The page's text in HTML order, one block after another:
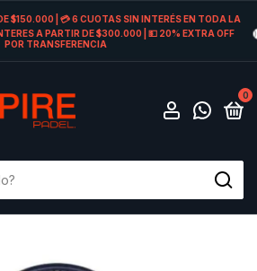
$150.000 | 💳 6 CUOTAS SIN INTERÉS EN TODA LA
A PARTIR DE $300.000 | 💵 20% EXTRA OFF
POR TRANSFERENCIA
0